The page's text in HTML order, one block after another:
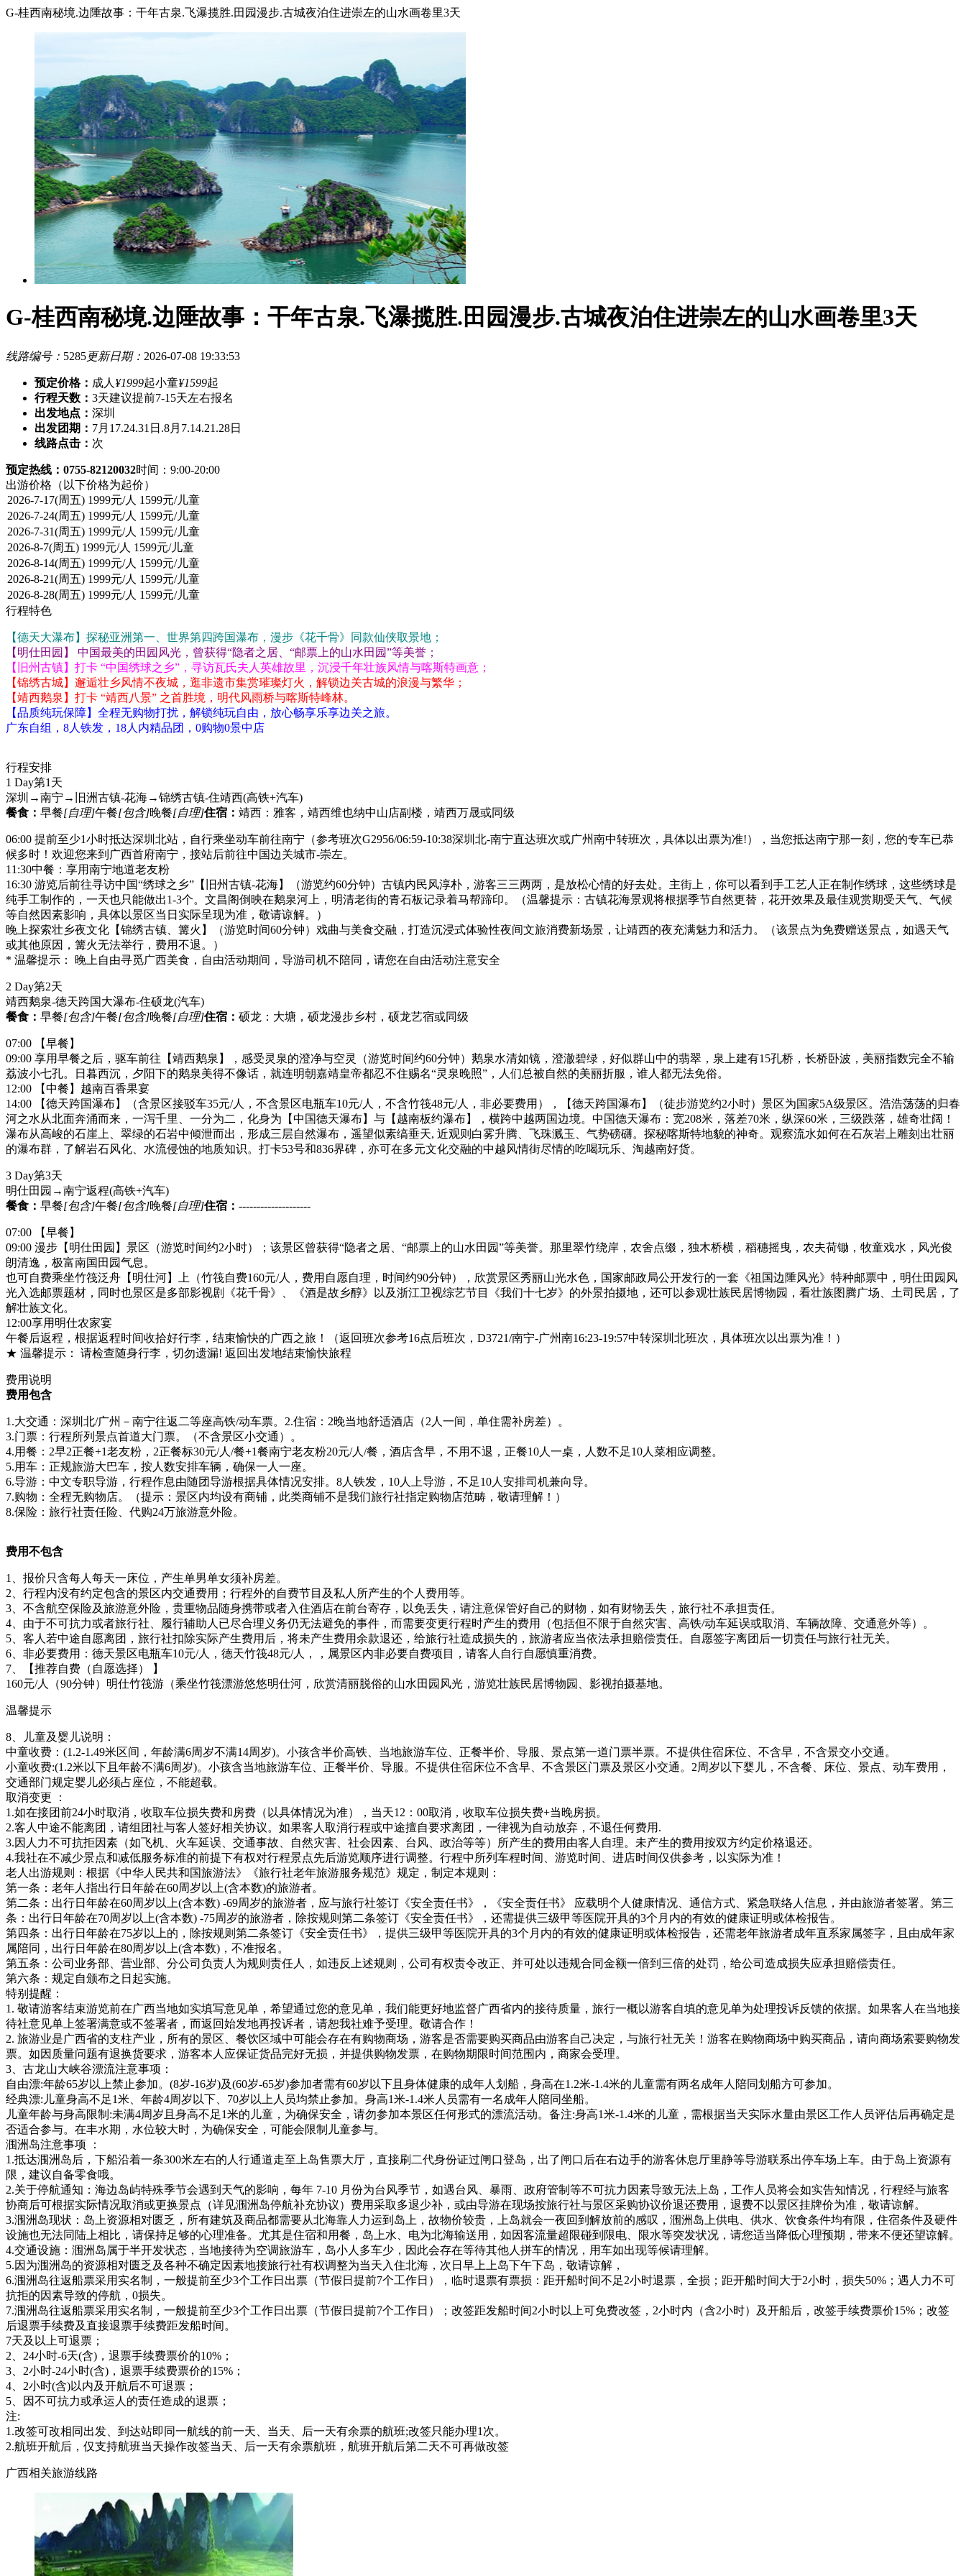
G-桂西南秘境.边陲故事：干年古泉.飞瀑揽胜.田园漫步.古城夜泊住进崇左的山水画卷里3天
G-桂西南秘境.边陲故事：干年古泉.飞瀑揽胜.田园漫步.古城夜泊住进崇左的山水画卷里3天
线路编号： 5285更新日期： 2026-07-08 19:33:53
预定价格： 成人 ¥1999起小童¥1599起
行程天数： 3天建议提前7-15天左右报名
出发地点： 深圳
出发团期： 7月17.24.31日.8月7.14.21.28日
线路点击： 次
预定热线：0755-82120032时间：9:00-20:00
出游价格 （以下价格为起价）
行程特色
【德天大瀑布】探秘亚洲第一、世界第四跨国瀑布，漫步《花千骨》同款仙侠取景地；
【明仕田园】 中国最美的田园风光，曾获得“隐者之居、“邮票上的山水田园”等美誉；
【旧州古镇】打卡 “中国绣球之乡”，寻访瓦氏夫人英雄故里，沉浸千年壮族风情与喀斯特画意；
【锦绣古城】邂逅壮乡风情不夜城，逛非遗市集赏璀璨灯火，解锁边关古城的浪漫与繁华；
【靖西鹅泉】打卡 “靖西八景” 之首胜境，明代风雨桥与喀斯特峰林。
【品质纯玩保障】全程无购物打扰，解锁纯玩自由，放心畅享乐享边关之旅。
广东自组，8人铁发，18人内精品团，0购物0景中店
行程安排
1 Day第1天
深圳→南宁→旧洲古镇-花海→锦绣古镇-住靖西(高铁+汽车)
餐食： 早餐[自理]午餐[包含]晚餐[自理]住宿： 靖西：雅客，靖西维也纳中山店副楼，靖西万晟或同级
06:00 提前至少1小时抵达深圳北站，自行乘坐动车前往南宁（参考班次G2956/06:59-10:38深圳北-南宁直达班次或广州南中转班次，具体以出票为准!），当您抵达南宁那一刻，您的专车已恭
候多时！欢迎您来到广西首府南宁，接站后前往中国边关城市-崇左。
11:30中餐：享用南宁地道老友粉
16:30 游览后前往寻访中国“绣球之乡”【旧州古镇-花海】（游览约60分钟）古镇内民风淳朴，游客三三两两，是放松心情的好去处。主街上，你可以看到手工艺人正在制作绣球，这些绣球是
纯手工制作的，一天也只能做出1-3个。文昌阁倒映在鹅泉河上，明清老街的青石板记录着马帮蹄印。（温馨提示：古镇花海景观将根据季节自然更替，花开效果及最佳观赏期受天气、气候
等自然因素影响，具体以景区当日实际呈现为准，敬请谅解。）
晚上探索壮乡夜文化【锦绣古镇、篝火】（游览时间60分钟）戏曲与美食交融，打造沉浸式体验性夜间文旅消费新场景，让靖西的夜充满魅力和活力。（该景点为免费赠送景点，如遇天气
或其他原因，篝火无法举行，费用不退。）
* 温馨提示： 晚上自由寻觅广西美食，自由活动期间，导游司机不陪同，请您在自由活动注意安全
2 Day第2天
靖西鹅泉-德天跨国大瀑布-住硕龙(汽车)
餐食： 早餐[包含]午餐[包含]晚餐[自理]住宿： 硕龙：大塘，硕龙漫步乡村，硕龙艺宿或同级
07:00 【早餐】
09:00 享用早餐之后，驱车前往【靖西鹅泉】，感受灵泉的澄净与空灵（游览时间约60分钟）鹅泉水清如镜，澄澈碧绿，好似群山中的翡翠，泉上建有15孔桥，长桥卧波，美丽指数完全不输
荔波小七孔。日暮西沉，夕阳下的鹅泉美得不像话，就连明朝嘉靖皇帝都忍不住赐名“灵泉晚照”，人们总被自然的美丽折服，谁人都无法免俗。
12:00 【中餐】越南百香果宴
14:00 【德天跨国瀑布】（含景区接驳车35元/人，不含景区电瓶车10元/人，不含竹筏48元/人，非必要费用），【德天跨国瀑布】（徒步游览约2小时）景区为国家5A级景区。浩浩荡荡的归春
河之水从北面奔涌而来，一泻千里、一分为二，化身为【中国德天瀑布】与【越南板约瀑布】，横跨中越两国边境。中国德天瀑布：宽208米，落差70米，纵深60米，三级跌落，雄奇壮阔！
瀑布从高峻的石崖上、翠绿的石岩中倾泄而出，形成三层自然瀑布，遥望似素缟垂天, 近观则白雾升腾、飞珠溅玉、气势磅礴。探秘喀斯特地貌的神奇。观察流水如何在石灰岩上雕刻出壮丽
的瀑布群，了解岩石风化、水流侵蚀的地质知识。打卡53号和836界碑，亦可在多元文化交融的中越风情街尽情的吃喝玩乐、淘越南好货。
3 Day第3天
明仕田园→南宁返程(高铁+汽车)
餐食： 早餐[包含]午餐[包含]晚餐[自理]住宿： --------------------
07:00 【早餐】
09:00 漫步【明仕田园】景区（游览时间约2小时）；该景区曾获得“隐者之居、“邮票上的山水田园”等美誉。那里翠竹绕岸，农舍点缀，独木桥横，稻穗摇曳，农夫荷锄，牧童戏水，风光俊
朗清逸，极富南国田园气息。
也可自费乘坐竹筏泛舟【明仕河】上（竹筏自费160元/人，费用自愿自理，时间约90分钟），欣赏景区秀丽山光水色，国家邮政局公开发行的一套《祖国边陲风光》特种邮票中，明仕田园风
光入选邮票题材，同时也景区是多部影视剧《花千骨》、《酒是故乡醇》以及浙江卫视综艺节目《我们十七岁》的外景拍摄地，还可以参观壮族民居博物园，看壮族图腾广场、土司民居，了
解壮族文化。
12:00享用明仕农家宴
午餐后返程，根据返程时间收拾好行李，结束愉快的广西之旅！（返回班次参考16点后班次，D3721/南宁-广州南16:23-19:57中转深圳北班次，具体班次以出票为准！）
★ 温馨提示： 请检查随身行李，切勿遗漏! 返回出发地结束愉快旅程
费用说明
费用包含
1.大交通：深圳北/广州－南宁往返二等座高铁/动车票。 2.住宿：2晚当地舒适酒店（2人一间，单住需补房差）。
3.门票：行程所列景点首道大门票。（不含景区小交通）。
4.用餐：2早2正餐+1老友粉，2正餐标30元/人/餐+1餐南宁老友粉20元/人/餐，酒店含早，不用不退，正餐10人一桌，人数不足10人菜相应调整。
5.用车：正规旅游大巴车，按人数安排车辆，确保一人一座。
6.导游：中文专职导游，行程作息由随团导游根据具体情况安排。8人铁发，10人上导游，不足10人安排司机兼向导。
7.购物：全程无购物店。（提示：景区内均设有商铺，此类商铺不是我们旅行社指定购物店范畴，敬请理解！）
8.保险：旅行社责任险、代购24万旅游意外险。
费用不包含
1、报价只含每人每天一床位，产生单男单女须补房差。
2、行程内没有约定包含的景区内交通费用；行程外的自费节目及私人所产生的个人费用等。
3、不含航空保险及旅游意外险，贵重物品随身携带或者入住酒店在前台寄存，以免丢失，请注意保管好自己的财物，如有财物丢失，旅行社不承担责任。
4、由于不可抗力或者旅行社、履行辅助人已尽合理义务仍无法避免的事件，而需要变更行程时产生的费用（包括但不限于自然灾害、高铁/动车延误或取消、车辆故障、交通意外等）。
5、客人若中途自愿离团，旅行社扣除实际产生费用后，将未产生费用余款退还，给旅行社造成损失的，旅游者应当依法承担赔偿责任。自愿签字离团后一切责任与旅行社无关。
6、非必要费用：德天景区电瓶车10元/人，德天竹筏48元/人，，属景区内非必要自费项目，请客人自行自愿慎重消费。
7、【推荐自费（自愿选择） 】
160元/人（90分钟）明仕竹筏游（乘坐竹筏漂游悠悠明仕河，欣赏清丽脱俗的山水田园风光，游览壮族民居博物园、影视拍摄基地。
温馨提示
8、儿童及婴儿说明：
中童收费：(1.2-1.49米区间，年龄满6周岁不满14周岁)。小孩含半价高铁、当地旅游车位、正餐半价、导服、景点第一道门票半票。不提供住宿床位、不含早，不含景交小交通。
小童收费:(1.2米以下且年龄不满6周岁)。小孩含当地旅游车位、正餐半价、导服。不提供住宿床位不含早、不含景区门票及景区小交通。2周岁以下婴儿，不含餐、床位、景点、动车费用，
交通部门规定婴儿必须占座位，不能超载。
取消变更 ：
1.如在接团前24小时取消，收取车位损失费和房费（以具体情况为准），当天12：00取消，收取车位损失费+当晚房损。
2.客人中途不能离团，请组团社与客人签好相关协议。如果客人取消行程或中途擅自要求离团，一律视为自动放弃，不退任何费用.
3.因人力不可抗拒因素（如飞机、火车延误、交通事故、自然灾害、社会因素、台风、政治等等）所产生的费用由客人自理。未产生的费用按双方约定价格退还。
4.我社在不减少景点和减低服务标准的前提下有权对行程景点先后游览顺序进行调整。行程中所列车程时间、游览时间、进店时间仅供参考，以实际为准！
老人出游规则：根据《中华人民共和国旅游法》《旅行社老年旅游服务规范》规定，制定本规则：
第一条：老年人指出行日年龄在60周岁以上(含本数)的旅游者。
第二条：出行日年龄在60周岁以上(含本数) -69周岁的旅游者，应与旅行社签订《安全责任书》，《安全责任书》 应载明个人健康情况、通信方式、紧急联络人信息，并由旅游者签署。 第三
条：出行日年龄在70周岁以上(含本数) -75周岁的旅游者，除按规则第二条签订《安全责任书》，还需提供三级甲等医院开具的3个月内的有效的健康证明或体检报告。
第四条：出行日年龄在75岁以上的，除按规则第二条签订《安全责任书》，提供三级甲等医院开具的3个月内的有效的健康证明或体检报告，还需老年旅游者成年直系家属签字，且由成年家
属陪同，出行日年龄在80周岁以上(含本数)，不准报名。
第五条：公司业务部、营业部、分公司负责人为规则责任人，如违反上述规则，公司有权责令改正、并可处以违规合同金额一倍到三倍的处罚，给公司造成损失应承担赔偿责任。
第六条：规定自颁布之日起实施。
特别提醒：
1. 敬请游客结束游览前在广西当地如实填写意见单，希望通过您的意见单，我们能更好地监督广西省内的接待质量，旅行一概以游客自填的意见单为处理投诉反馈的依据。如果客人在当地接
待社意见单上签署满意或不签署者，而返回始发地再投诉者，请恕我社难予受理。敬请合作！
2. 旅游业是广西省的支柱产业，所有的景区、餐饮区域中可能会存在有购物商场，游客是否需要购买商品由游客自己决定，与旅行社无关！游客在购物商场中购买商品，请向商场索要购物发
票。如因质量问题有退换货要求，游客本人应保证货品完好无损，并提供购物发票，在购物期限时间范围内，商家会受理。
3、古龙山大峡谷漂流注意事项：
自由漂:年龄65岁以上禁止参加。(8岁-16岁)及(60岁-65岁)参加者需有60岁以下且身体健康的成年人划船，身高在1.2米-1.4米的儿童需有两名成年人陪同划船方可参加。
经典漂:儿童身高不足1米、年龄4周岁以下、70岁以上人员均禁止参加。身高1米-1.4米人员需有一名成年人陪同坐船。
儿童年龄与身高限制:未满4周岁且身高不足1米的儿童，为确保安全，请勿参加本景区任何形式的漂流活动。备注:身高1米-1.4米的儿童，需根据当天实际水量由景区工作人员评估后再确定是
否适合参与。在丰水期，水位较大时，为确保安全，可能会限制儿童参与。
涠洲岛注意事项 ：
1.抵达涠洲岛后，下船沿着一条300米左右的人行通道走至上岛售票大厅，直接刷二代身份证过闸口登岛，出了闸口后在右边手的游客休息厅里静等导游联系出停车场上车。由于岛上资源有
限，建议自备零食哦。
2.关于停航通知：海边岛屿特殊季节会遇到天气的影响，每年 7-10 月份为台风季节，如遇台风、暴雨、政府管制等不可抗力因素导致无法上岛，工作人员将会如实告知情况，行程经与旅客
协商后可根据实际情况取消或更换景点（详见涠洲岛停航补充协议）费用采取多退少补，或由导游在现场按旅行社与景区采购协议价退还费用，退费不以景区挂牌价为准，敬请谅解。
3.涠洲岛现状：岛上资源相对匮乏，所有建筑及商品都需要从北海靠人力运到岛上，故物价较贵，上岛就会一夜回到解放前的感叹，涠洲岛上供电、供水、饮食条件均有限，住宿条件及硬件
设施也无法同陆上相比，请保持足够的心理准备。尤其是住宿和用餐，岛上水、电为北海输送用，如因客流量超限碰到限电、限水等突发状况，请您适当降低心理预期，带来不便还望谅解。
4.交通设施：涠洲岛属于半开发状态，当地接待为空调旅游车，岛小人多车少，因此会存在等待其他人拼车的情况，用车如出现等候请理解。
5.因为涠洲岛的资源相对匮乏及各种不确定因素地接旅行社有权调整为当天入住北海，次日早上上岛下午下岛，敬请谅解，
6.涠洲岛往返船票采用实名制，一般提前至少3个工作日出票（节假日提前7个工作日），临时退票有票损：距开船时间不足2小时退票，全损；距开船时间大于2小时，损失50%；遇人力不可
抗拒的因素导致的停航，0损失。
7.涠洲岛往返船票采用实名制，一般提前至少3个工作日出票（节假日提前7个工作日）；改签距发船时间2小时以上可免费改签，2小时内（含2小时）及开船后，改签手续费票价15%；改签
后退票手续费及直接退票手续费距发船时间。
7天及以上可退票；
2、24小时-6天(含)，退票手续费票价的10%；
3、2小时-24小时(含)，退票手续费票价的15%；
4、2小时(含)以内及开航后不可退票；
5、因不可抗力或承运人的责任造成的退票；
注:
1.改签可改相同出发、到达站即同一航线的前一天、当天、后一天有余票的航班;改签只能办理1次。
2.航班开航后，仅支持航班当天操作改签当天、后一天有余票航班，航班开航后第二天不可再做改签
广西相关旅游线路